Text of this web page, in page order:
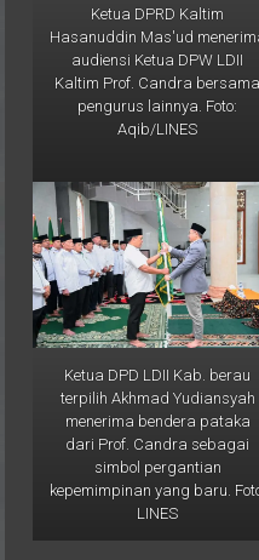
Hasanuddin Mas'ud menerima
audiensi Ketua DPW LDII
Kaltim Prof. Candra bersama
pengurus lainnya. Foto:
Aqib/LINES
Ketua DPD LDII Kab. berau
terpilih Akhmad Yudiansyah
menerima bendera pataka
dari Prof. Candra sebagai
simbol pergantian
kepemimpinan yang baru. Foto:
LINES